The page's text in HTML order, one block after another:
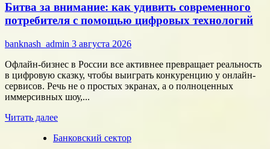
сотрудников:
как
собрать
команду,
которая
работает
на
результат
Битва за внимание: как удивить современного
потребителя с помощью цифровых технологий
banknash_admin 3 августа 2026
Офлайн-бизнес в России все активнее превращает реальность
в цифровую сказку, чтобы выиграть конкуренцию у онлайн-
сервисов. Речь не о простых экранах, а о полноценных
иммерсивных шоу,...
Читать далееПрочитать
о
Банковский сектор